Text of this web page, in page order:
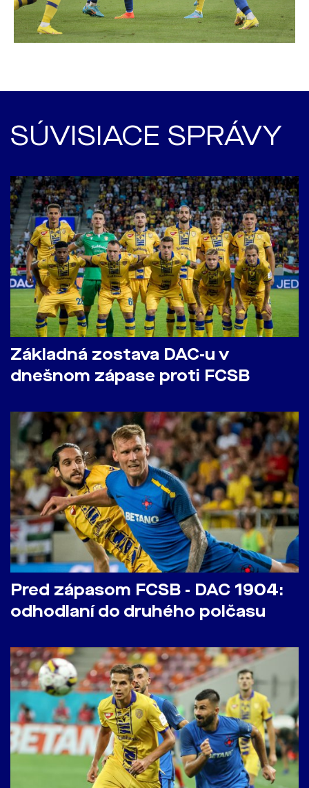
SÚVISIACE SPRÁVY
Základná zostava DAC-u v
dnešnom zápase proti FCSB
Pred zápasom FCSB - DAC 1904:
odhodlaní do druhého polčasu